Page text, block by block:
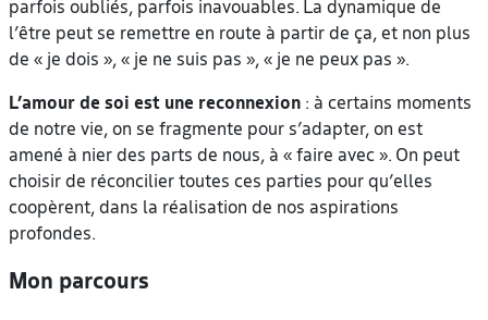
parfois oubliés, parfois inavouables. La dynamique de
l’être peut se remettre en route à partir de ça, et non plus
de « je dois », « je ne suis pas », « je ne peux pas ».
L’amour de soi est une reconnexion : à certains moments
de notre vie, on se fragmente pour s’adapter, on est
amené à nier des parts de nous, à « faire avec ». On peut
choisir de réconcilier toutes ces parties pour qu’elles
coopèrent, dans la réalisation de nos aspirations
profondes.
Mon parcours